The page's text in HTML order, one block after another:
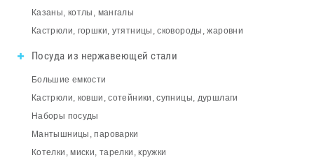
Казаны, котлы, мангалы
Кастрюли, горшки, утятницы, сковороды, жаровни
Посуда из нержавеющей стали
Большие емкости
Кастрюли, ковши, сотейники, супницы, дуршлаги
Наборы посуды
Мантышницы, пароварки
Котелки, миски, тарелки, кружки